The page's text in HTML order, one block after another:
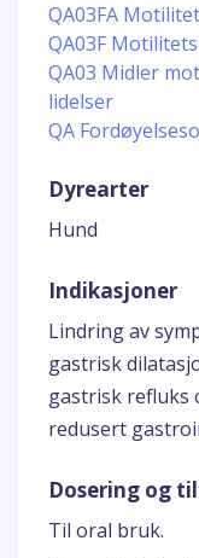
QA03FA
QA03F
QA03 Midler
lidelser
QA
Dyrearter
Hund
Indikasjoner
Lindring av
gastrisk
gastrisk refluks
redusert
Dosering og
Til oral bruk.